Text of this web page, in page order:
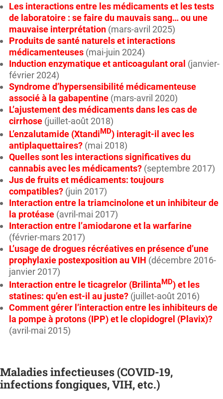
Les interactions entre les médicaments et les tests
de laboratoire : se faire du mauvais sang… ou une
mauvaise interprétation (mars-avril 2025)
Produits de santé naturels et interactions
médicamenteuses (mai-juin 2024)
Induction enzymatique et anticoagulant oral (janvier-
février 2024)
Syndrome d’hypersensibilité médicamenteuse
associé à la gabapentine (mars-avril 2020)
L’ajustement des médicaments dans les cas de
cirrhose (juillet-août 2018)
L’enzalutamide (XtandiMD) interagit-il avec les
antiplaquettaires? (mai 2018)
Quelles sont les interactions significatives du
cannabis avec les médicaments? (septembre 2017)
Jus de fruits et médicaments: toujours
compatibles? (juin 2017)
Interaction entre la triamcinolone et un inhibiteur de
la protéase (avril-mai 2017)
Interaction entre l’amiodarone et la warfarine
(février-mars 2017)
L’usage de drogues récréatives en présence d’une
prophylaxie postexposition au VIH (décembre 2016-
janvier 2017)
Interaction entre le ticagrelor (BrilintaMD) et les
statines: qu’en est-il au juste? (juillet-août 2016)
Comment gérer l’interaction entre les inhibiteurs de
la pompe à protons (IPP) et le clopidogrel (Plavix)?
(avril-mai 2015)
Maladies infectieuses (COVID-19,
infections fongiques, VIH, etc.)